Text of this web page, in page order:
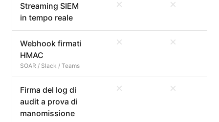
Streaming SIEM
in tempo reale
Webhook firmati
HMAC
SOAR / Slack / Teams
Firma del log di
audit a prova di
manomissione